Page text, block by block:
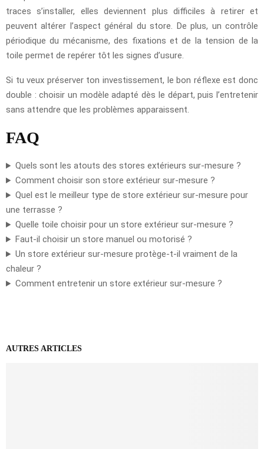
traces s’installer, elles deviennent plus difficiles à retirer et
peuvent altérer l’aspect général du store. De plus, un contrôle
périodique du mécanisme, des fixations et de la tension de la
toile permet de repérer tôt les signes d’usure.
Si tu veux préserver ton investissement, le bon réflexe est donc
double : choisir un modèle adapté dès le départ, puis l’entretenir
sans attendre que les problèmes apparaissent.
FAQ
Quels sont les atouts des stores extérieurs sur-mesure ?
Comment choisir son store extérieur sur-mesure ?
Quel est le meilleur type de store extérieur sur-mesure pour
une terrasse ?
Quelle toile choisir pour un store extérieur sur-mesure ?
Faut-il choisir un store manuel ou motorisé ?
Un store extérieur sur-mesure protège-t-il vraiment de la
chaleur ?
Comment entretenir un store extérieur sur-mesure ?
AUTRES ARTICLES